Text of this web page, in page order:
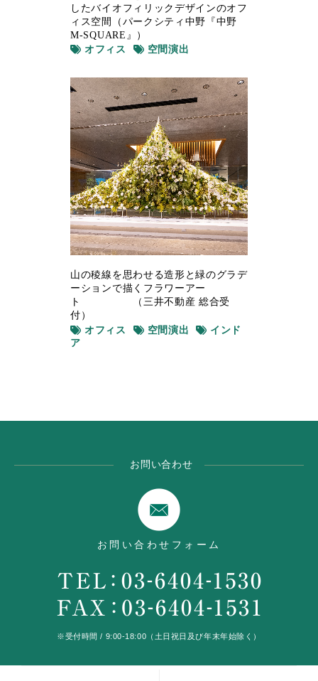
したバイオフィリックデザインのオフ
ィス空間（パークシティ中野『中野
M-SQUARE』）
オフィス
空間演出
山の稜線を思わせる造形と緑のグラデ
ーションで描くフラワーアー
ト （三井不動産 総合受
付）
オフィス
空間演出
インド
ア
お問い合わせ
お問い合わせフォーム
※受付時間 / 9:00-18:00（土日祝日及び年末年始除く）